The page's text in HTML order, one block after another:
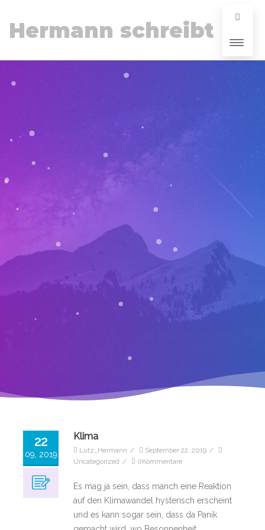
Hermann schreibt
22
09, 2019
Klima
Lutz_Hermann / September 22, 2019 /
Uncategorized / 0Kommentare
Es mag ja sein, dass manch eine Reaktion
auf den Klimawandel hysterisch erscheint
und es kann sogar sein, dass da Panik